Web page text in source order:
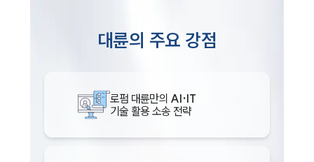
대륜의 주요 강점
로펌 대륜만의 AI·IT
기술 활용 소송 전략